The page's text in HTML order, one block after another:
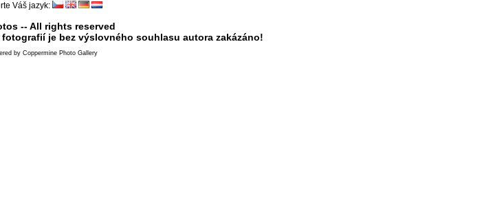
Váš jazyk:
-- All rights reserved
je bez výslovného souhlasu autora zakázáno!
by Coppermine Photo Gallery